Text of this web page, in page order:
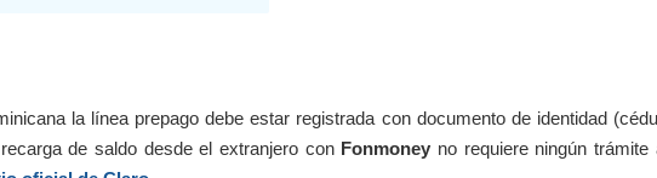
la línea prepago debe estar registrada con documento de identidad
de saldo desde el extranjero con Fonmoney no requiere ningún